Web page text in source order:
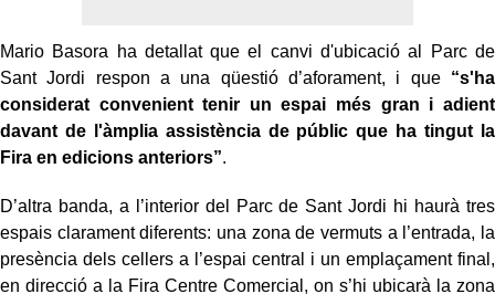
Mario Basora ha detallat que el canvi d'ubicació al Parc de
Sant Jordi respon a una qüestió d’aforament, i que “s'ha
considerat convenient tenir un espai més gran i adient
davant de l'àmplia assistència de públic que ha tingut la
Fira en edicions anteriors”.
D’altra banda, a l’interior del Parc de Sant Jordi hi haurà tres
espais clarament diferents: una zona de vermuts a l’entrada, la
presència dels cellers a l’espai central i un emplaçament final,
en direcció a la Fira Centre Comercial, on s’hi ubicarà la zona